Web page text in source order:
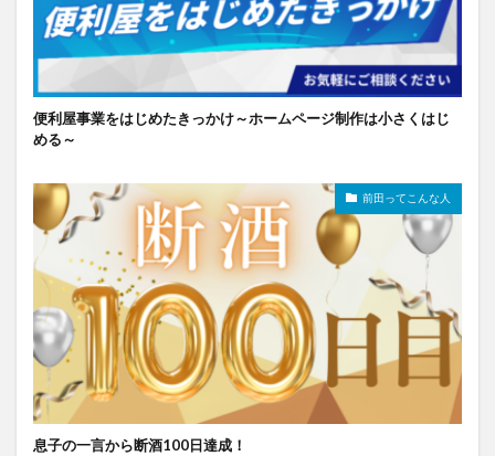
便利屋事業をはじめたきっかけ～ホームページ制作は小さくはじ
める～
前田ってこんな人
息子の一言から断酒100日達成！